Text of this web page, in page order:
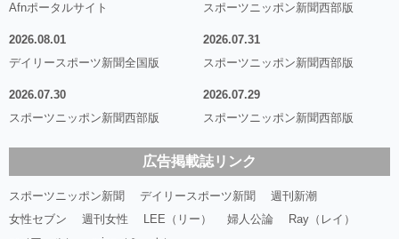
Afnポータルサイト
スポーツニッポン新聞西部版
2026.08.01
デイリースポーツ新聞全国版
2026.07.31
スポーツニッポン新聞西部版
2026.07.30
スポーツニッポン新聞西部版
2026.07.29
スポーツニッポン新聞西部版
広告掲載誌リンク
スポーツニッポン新聞 デイリースポーツ新聞
週刊新潮
女性セブン
週刊女性 LEE（リー） 婦人公論
Ray（レイ）